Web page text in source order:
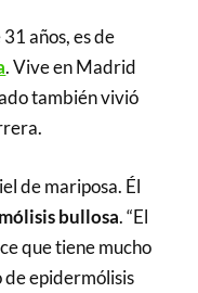
años, es de
. Vive en Madrid
también vivió
de mariposa. Él
bullosa. “El
que tiene mucho
epidermólisis